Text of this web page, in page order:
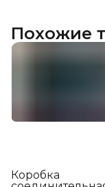
Похожие
Коробка